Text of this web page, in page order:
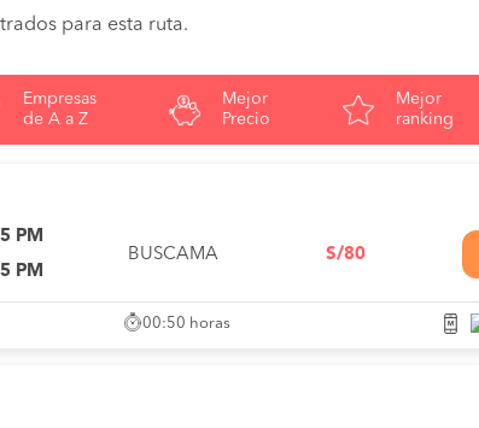
para esta ruta.
Empresas
de A a Z
Mejor
Precio
Mejor
ranking
PM
PM
BUSCAMA S/80
00:50 horas